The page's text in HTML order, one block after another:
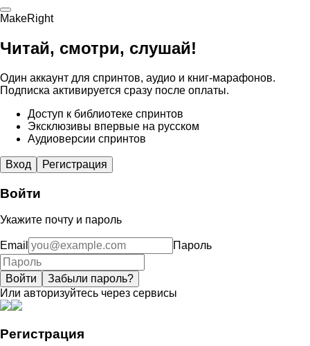
MakeRight
Читай, смотри, слушай!
Один аккаунт для спринтов, аудио и книг-марафонов.
Подписка активируется сразу после оплаты.
Доступ к библиотеке спринтов
Эксклюзивы впервые на русском
Аудиоверсии спринтов
Вход Регистрация
Войти
Укажите почту и пароль
Email Пароль
Войти
Забыли пароль?
Или авторизуйтесь через сервисы
Регистрация